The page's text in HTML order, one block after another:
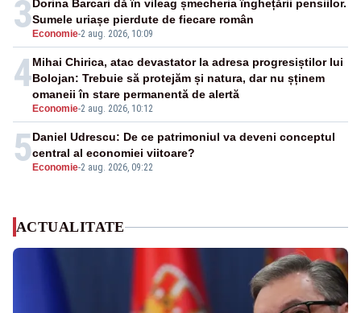
3 Economie-2 aug. 2026, 10:09
Dorina Barcari dă în vileag șmecheria înghețării pensiilor.
Sumele uriașe pierdute de fiecare român
4
Economie-2 aug. 2026, 10:12
Mihai Chirica, atac devastator la adresa progresiștilor lui
Bolojan: Trebuie să protejăm și natura, dar nu șținem
omaneii în stare permanentă de alertă
5 Economie-2 aug. 2026, 09:22
Daniel Udrescu: De ce patrimoniul va deveni conceptul
central al economiei viitoare?
ACTUALITATE